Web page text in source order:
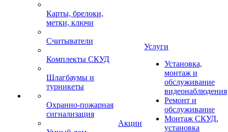
Карты, брелоки,
метки, ключи
Считыватели
Комплекты СКУД
Шлагбаумы и
турникеты
Охранно-пожарная
сигнализация
Акции
Услуги
Установка,
монтаж и
обслуживание
видеонаблюдения
Ремонт и
обслуживание
Монтаж СКУД,
установка